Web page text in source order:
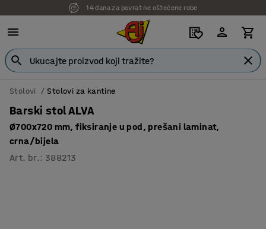
14 dana za povrat ne oštećene robe
Stolovi Stolovi za kantine
Barski stol ALVA
Ø700x720 mm, fiksiranje u pod, prešani laminat,
crna/bijela
Art. br. : 388213